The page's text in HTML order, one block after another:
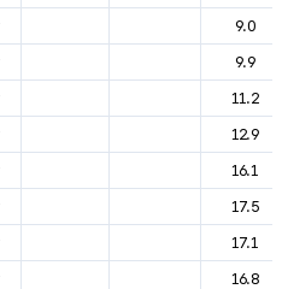
9.0
9.9
11.2
12.9
16.1
17.5
17.1
16.8